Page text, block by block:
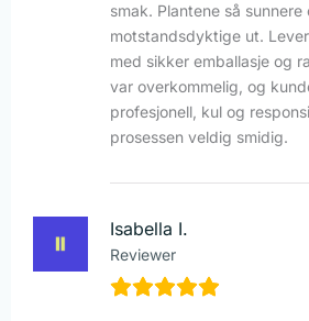
smak. Plantene så sunnere
motstandsdyktige ut.
med sikker emballasje og
var overkommelig, og
profesjonell, kul og
prosessen veldig smidig.
Isabella I.
Reviewer